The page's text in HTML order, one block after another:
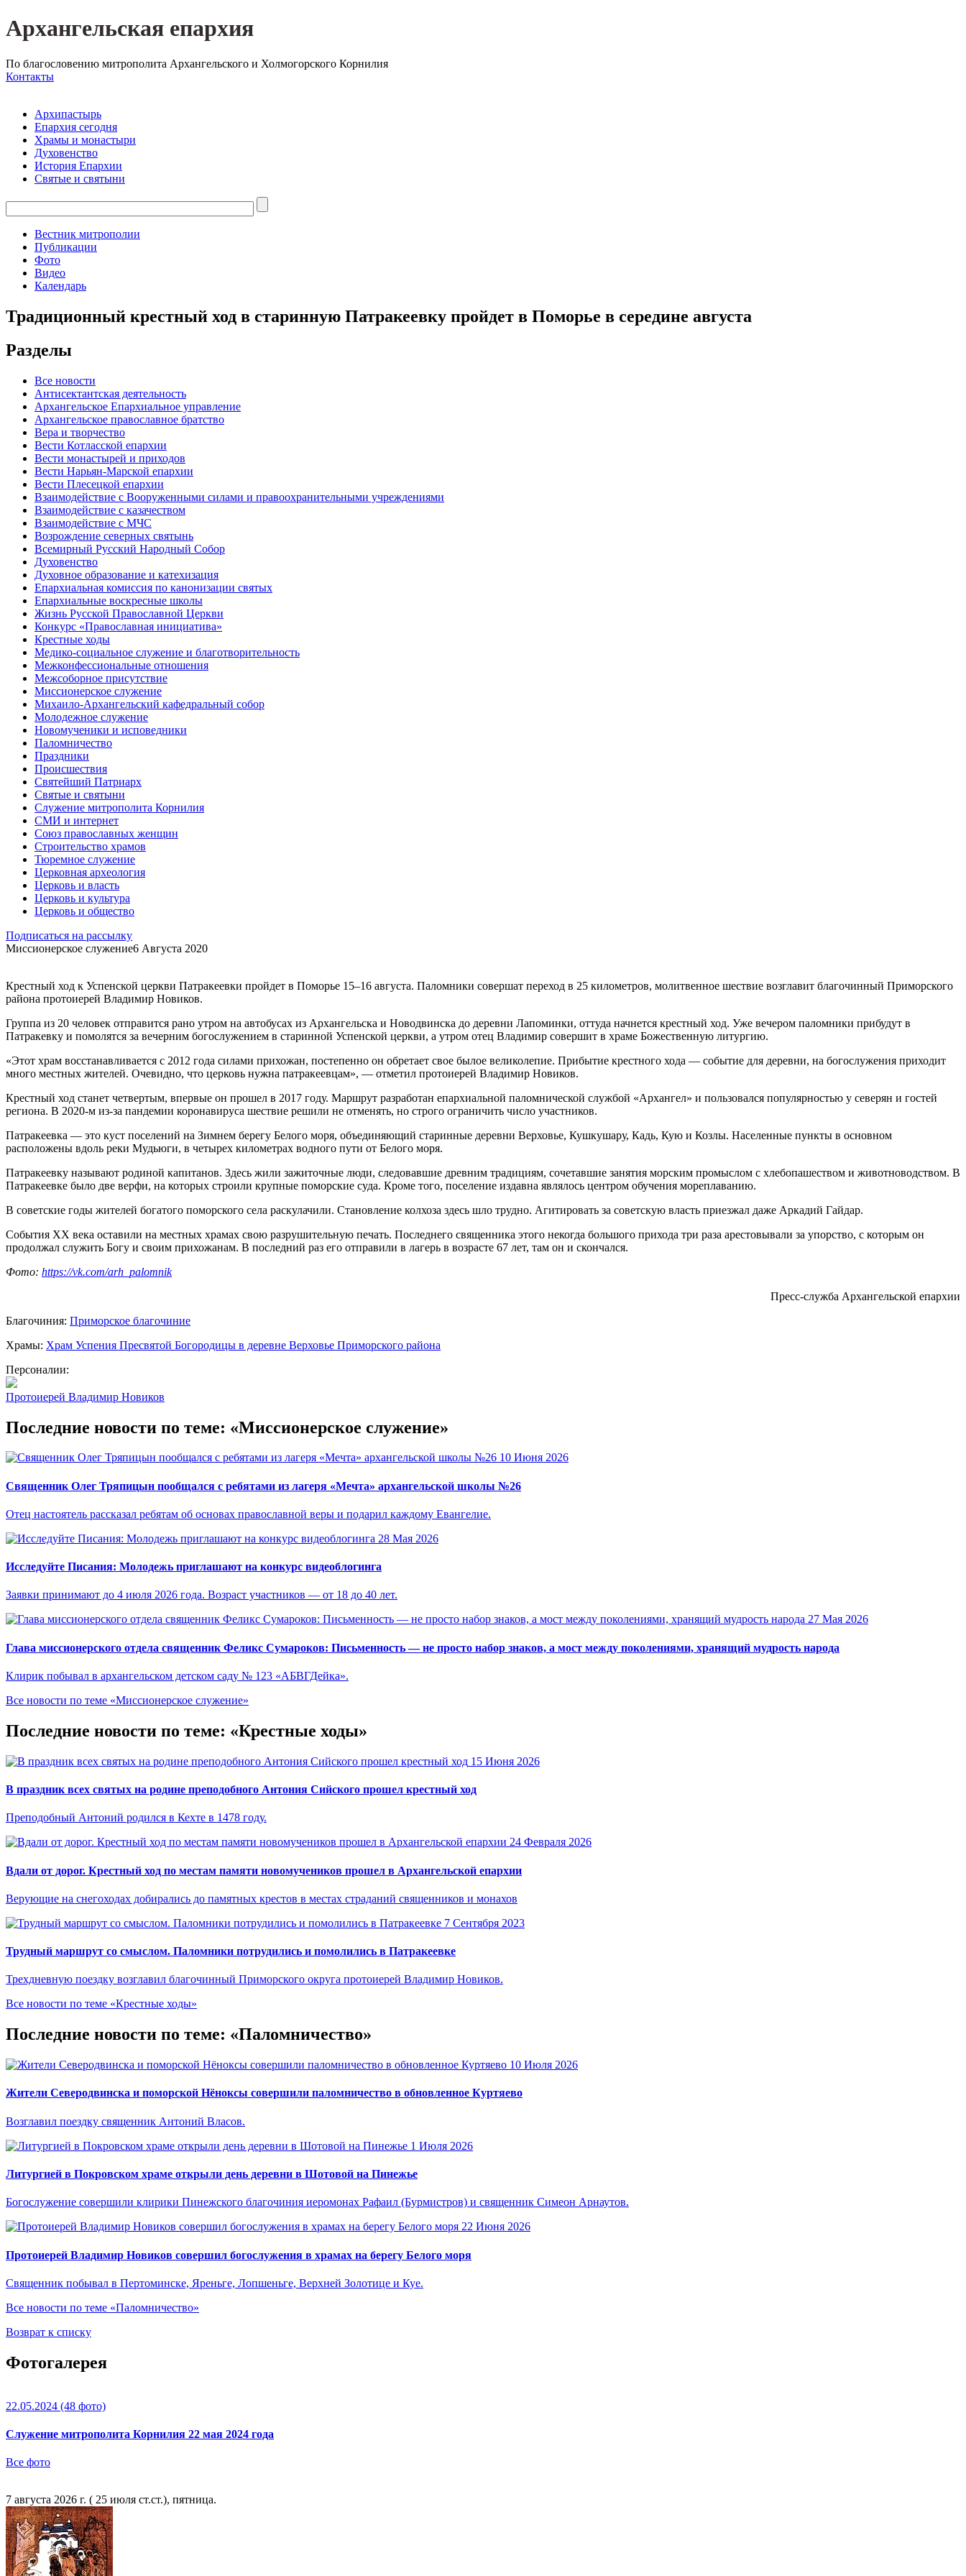
Архангельская епархия
По благословению митрополита Архангельского и Холмогорского Корнилия
Контакты
Архипастырь
Епархия сегодня
Храмы и монастыри
Духовенство
История Епархии
Святые и святыни
Вестник митрополии
Публикации
Фото
Видео
Календарь
Традиционный крестный ход в старинную Патракеевку пройдет в Поморье в середине августа
Разделы
Все новости
Антисектантская деятельность
Архангельское Епархиальное управление
Архангельское православное братство
Вера и творчество
Вести Котласской епархии
Вести монастырей и приходов
Вести Нарьян-Марской епархии
Вести Плесецкой епархии
Взаимодействие с Вооруженными силами и правоохранительными учреждениями
Взаимодействие с казачеством
Взаимодействие с МЧС
Возрождение северных святынь
Всемирный Русский Народный Собор
Духовенство
Духовное образование и катехизация
Епархиальная комиссия по канонизации святых
Епархиальные воскресные школы
Жизнь Русской Православной Церкви
Конкурс «Православная инициатива»
Крестные ходы
Медико-социальное служение и благотворительность
Межконфессиональные отношения
Межсоборное присутствие
Миссионерское служение
Михаило-Архангельский кафедральный собор
Молодежное служение
Новомученики и исповедники
Паломничество
Праздники
Происшествия
Святейший Патриарх
Святые и святыни
Служение митрополита Корнилия
СМИ и интернет
Союз православных женщин
Строительство храмов
Тюремное служение
Церковная археология
Церковь и власть
Церковь и культура
Церковь и общество
Подписаться на рассылку
Миссионерское служение6 Августа 2020
Крестный ход к Успенской церкви Патракеевки пройдет в Поморье 15­­­–16 августа. Паломники совершат переход в 25 километров, молитвенное шествие возглавит благочинный Приморского
района протоиерей Владимир Новиков.
Группа из 20 человек отправится рано утром на автобусах из Архангельска и Новодвинска до деревни Лапоминки, оттуда начнется крестный ход. Уже вечером паломники прибудут в
Патракевку и помолятся за вечерним богослужением в старинной Успенской церкви, а утром отец Владимир совершит в храме Божественную литургию.
«Этот храм восстанавливается с 2012 года силами прихожан, постепенно он обретает свое былое великолепие. Прибытие крестного хода — событие для деревни, на богослужения приходит
много местных жителей. Очевидно, что церковь нужна патракеевцам», — отметил протоиерей Владимир Новиков.
Крестный ход станет четвертым, впервые он прошел в 2017 году. Маршрут разработан епархиальной паломнической службой «Архангел» и пользовался популярностью у северян и гостей
региона. В 2020-м из-за пандемии коронавируса шествие решили не отменять, но строго ограничить число участников.
Патракеевка — это куст поселений на Зимнем берегу Белого моря, объединяющий старинные деревни Верховье, Кушкушару, Кадь, Кую и Козлы. Населенные пункты в основном
расположены вдоль реки Мудьюги, в четырех километрах водного пути от Белого моря.
Патракеевку называют родиной капитанов. Здесь жили зажиточные люди, следовавшие древним традициям, сочетавшие занятия морским промыслом с хлебопашеством и животноводством. В
Патракеевке было две верфи, на которых строили крупные поморские суда. Кроме того, поселение издавна являлось центром обучения мореплаванию.
В советские годы жителей богатого поморского села раскулачили. Становление колхоза здесь шло трудно. Агитировать за советскую власть приезжал даже Аркадий Гайдар.
События XX века оставили на местных храмах свою разрушительную печать. Последнего священника этого некогда большого прихода три раза арестовывали за упорство, с которым он
продолжал служить Богу и своим прихожанам. В последний раз его отправили в лагерь в возрасте 67 лет, там он и скончался.
Фото: https://vk.com/arh_palomnik
Пресс-служба Архангельской епархии
Благочиния: Приморское благочиние
Храмы: Храм Успения Пресвятой Богородицы в деревне Верховье Приморского района
Персоналии:
Протоиерей Владимир Новиков
Последние новости по теме: «Миссионерское служение»
10 Июня 2026
Священник Олег Тряпицын пообщался с ребятами из лагеря «Мечта» архангельской школы №26
Отец настоятель рассказал ребятам об основах православной веры и подарил каждому Евангелие.
28 Мая 2026
Исследуйте Писания: Молодежь приглашают на конкурс видеоблогинга
Заявки принимают до 4 июля 2026 года. Возраст участников — от 18 до 40 лет.
27 Мая 2026
Глава миссионерского отдела священник Феликс Сумароков: Письменность — не просто набор знаков, а мост между поколениями, хранящий мудрость народа
Клирик побывал в архангельском детском саду № 123 «АБВГДейка».
Все новости по теме «Миссионерское служение»
Последние новости по теме: «Крестные ходы»
15 Июня 2026
В праздник всех святых на родине преподобного Антония Сийского прошел крестный ход
Преподобный Антоний родился в Кехте в 1478 году.
24 Февраля 2026
Вдали от дорог. Крестный ход по местам памяти новомучеников прошел в Архангельской епархии
Верующие на снегоходах добирались до памятных крестов в местах страданий священников и монахов
7 Сентября 2023
Трудный маршрут со смыслом. Паломники потрудились и помолились в Патракеевке
Трехдневную поездку возглавил благочинный Приморского округа протоиерей Владимир Новиков.
Все новости по теме «Крестные ходы»
Последние новости по теме: «Паломничество»
10 Июля 2026
Жители Северодвинска и поморской Нёноксы совершили паломничество в обновленное Куртяево
Возглавил поездку священник Антоний Власов.
1 Июля 2026
Литургией в Покровском храме открыли день деревни в Шотовой на Пинежье
Богослужение совершили клирики Пинежского благочиния иеромонах Рафаил (Бурмистров) и священник Симеон Арнаутов.
22 Июня 2026
Протоиерей Владимир Новиков совершил богослужения в храмах на берегу Белого моря
Священник побывал в Пертоминске, Яреньге, Лопшеньге, Верхней Золотице и Куе.
Все новости по теме «Паломничество»
Возврат к списку
Фотогалерея
22.05.2024 (48 фото)
Служение митрополита Корнилия 22 мая 2024 года
Все фото
7 августа 2026 г. ( 25 июля ст.ст.), пятница.